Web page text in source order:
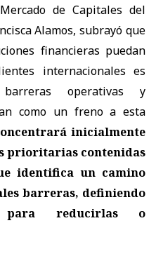
de Capitales del
Alamos, subrayó que
financieras puedan
internacionales es
operativas y
como un freno a esta
inicialmente
prioritarias contenidas
identifica un camino
barreras, definiendo
para reducirlas o